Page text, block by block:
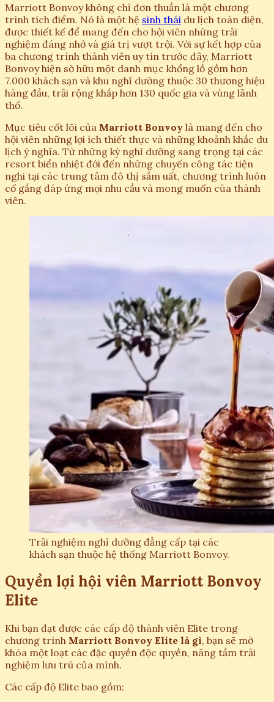
Marriott Bonvoy không chỉ đơn thuần là một chương
trình tích điểm. Nó là một hệ sinh thái du lịch toàn diện,
được thiết kế để mang đến cho hội viên những trải
nghiệm đáng nhớ và giá trị vượt trội. Với sự kết hợp của
ba chương trình thành viên uy tín trước đây, Marriott
Bonvoy hiện sở hữu một danh mục khổng lồ gồm hơn
7.000 khách sạn và khu nghỉ dưỡng thuộc 30 thương hiệu
hàng đầu, trải rộng khắp hơn 130 quốc gia và vùng lãnh
thổ.
Mục tiêu cốt lõi của Marriott Bonvoy là mang đến cho
hội viên những lợi ích thiết thực và những khoảnh khắc du
lịch ý nghĩa. Từ những kỳ nghỉ dưỡng sang trọng tại các
resort biển nhiệt đới đến những chuyến công tác tiện
nghi tại các trung tâm đô thị sầm uất, chương trình luôn
cố gắng đáp ứng mọi nhu cầu và mong muốn của thành
viên.
Trải nghiệm nghỉ dưỡng đẳng cấp tại các
khách sạn thuộc hệ thống Marriott Bonvoy.
Quyền lợi hội viên Marriott Bonvoy
Elite
Khi bạn đạt được các cấp độ thành viên Elite trong
chương trình Marriott Bonvoy Elite là gì, bạn sẽ mở
khóa một loạt các đặc quyền độc quyền, nâng tầm trải
nghiệm lưu trú của mình.
Các cấp độ Elite bao gồm: